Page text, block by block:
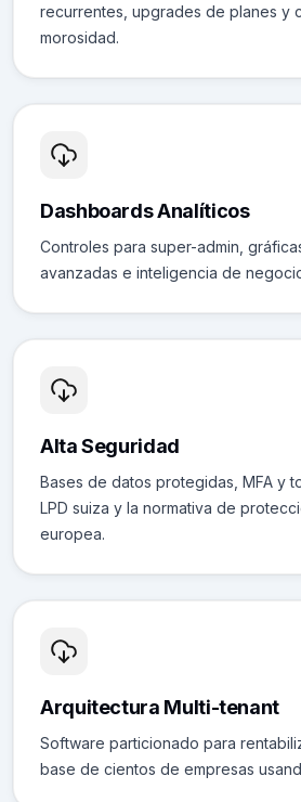
recurrentes, upgrades de planes y
morosidad.
Dashboards Analíticos
Controles para super-admin,
avanzadas e inteligencia de
Alta Seguridad
Bases de datos protegidas, MFA y
LPD suiza y la normativa de
europea.
Arquitectura Multi-tenant
Software particionado para
base de cientos de empresas